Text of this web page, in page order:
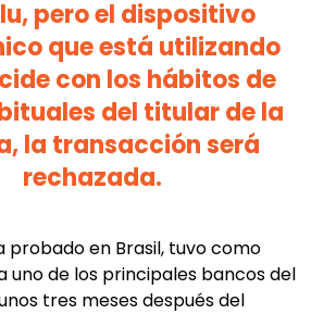
pero el dispositivo
que está utilizando
con los hábitos de
del titular de la
la transacción será
rechazada.
probado en Brasil, tuvo como
uno de los principales bancos del
tres meses después del